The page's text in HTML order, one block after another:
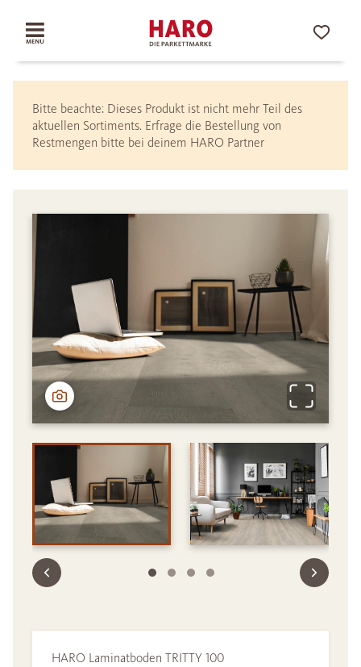
Bitte beachte: Dieses Produkt ist nicht mehr Teil des
aktuellen Sortiments. Erfrage die Bestellung von
Restmengen bitte bei deinem HARO Partner
HARO Laminatboden TRITTY 100